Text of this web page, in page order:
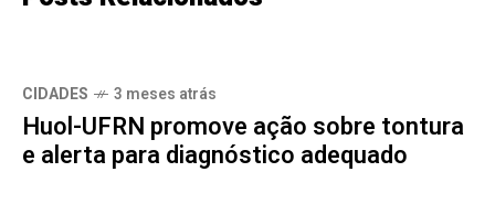
CIDADES 3 meses atrás
Huol-UFRN promove ação sobre tontura
e alerta para diagnóstico adequado